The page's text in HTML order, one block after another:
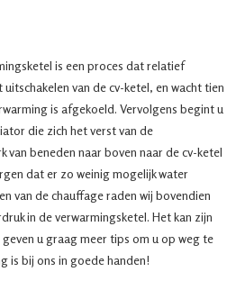
is een proces dat relatief
van de cv-ketel, en wacht tien
is afgekoeld. Vervolgens begint u
die zich het verst van de
van beneden naar boven naar de cv-ketel
dat er zo weinig mogelijk water
van de chauffage raden wij bovendien
in de verwarmingsketel. Het kan zijn
u graag meer tips om u op weg te
is bij ons in goede handen!